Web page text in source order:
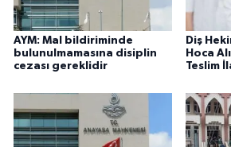
AYM: Mal bildiriminde
bulunulmamasına disiplin
cezası gereklidir
Diş
Hoca
Teslim